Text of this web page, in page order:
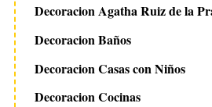
Decoracion Agatha Ruiz de la
Decoracion Baños
Decoracion Casas con Niños
Decoracion Cocinas